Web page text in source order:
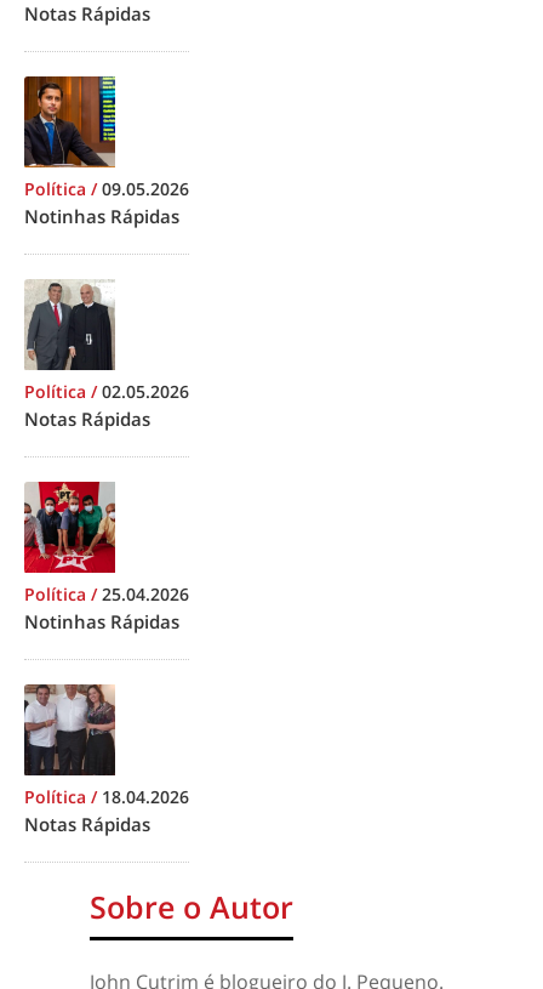
Notas Rápidas
Política /09.05.2026
Notinhas Rápidas
Política /02.05.2026
Notas Rápidas
Política /25.04.2026
Notinhas Rápidas
Política / 18.04.2026
Notas Rápidas
Sobre o Autor
John Cutrim é blogueiro do J. Pequeno.